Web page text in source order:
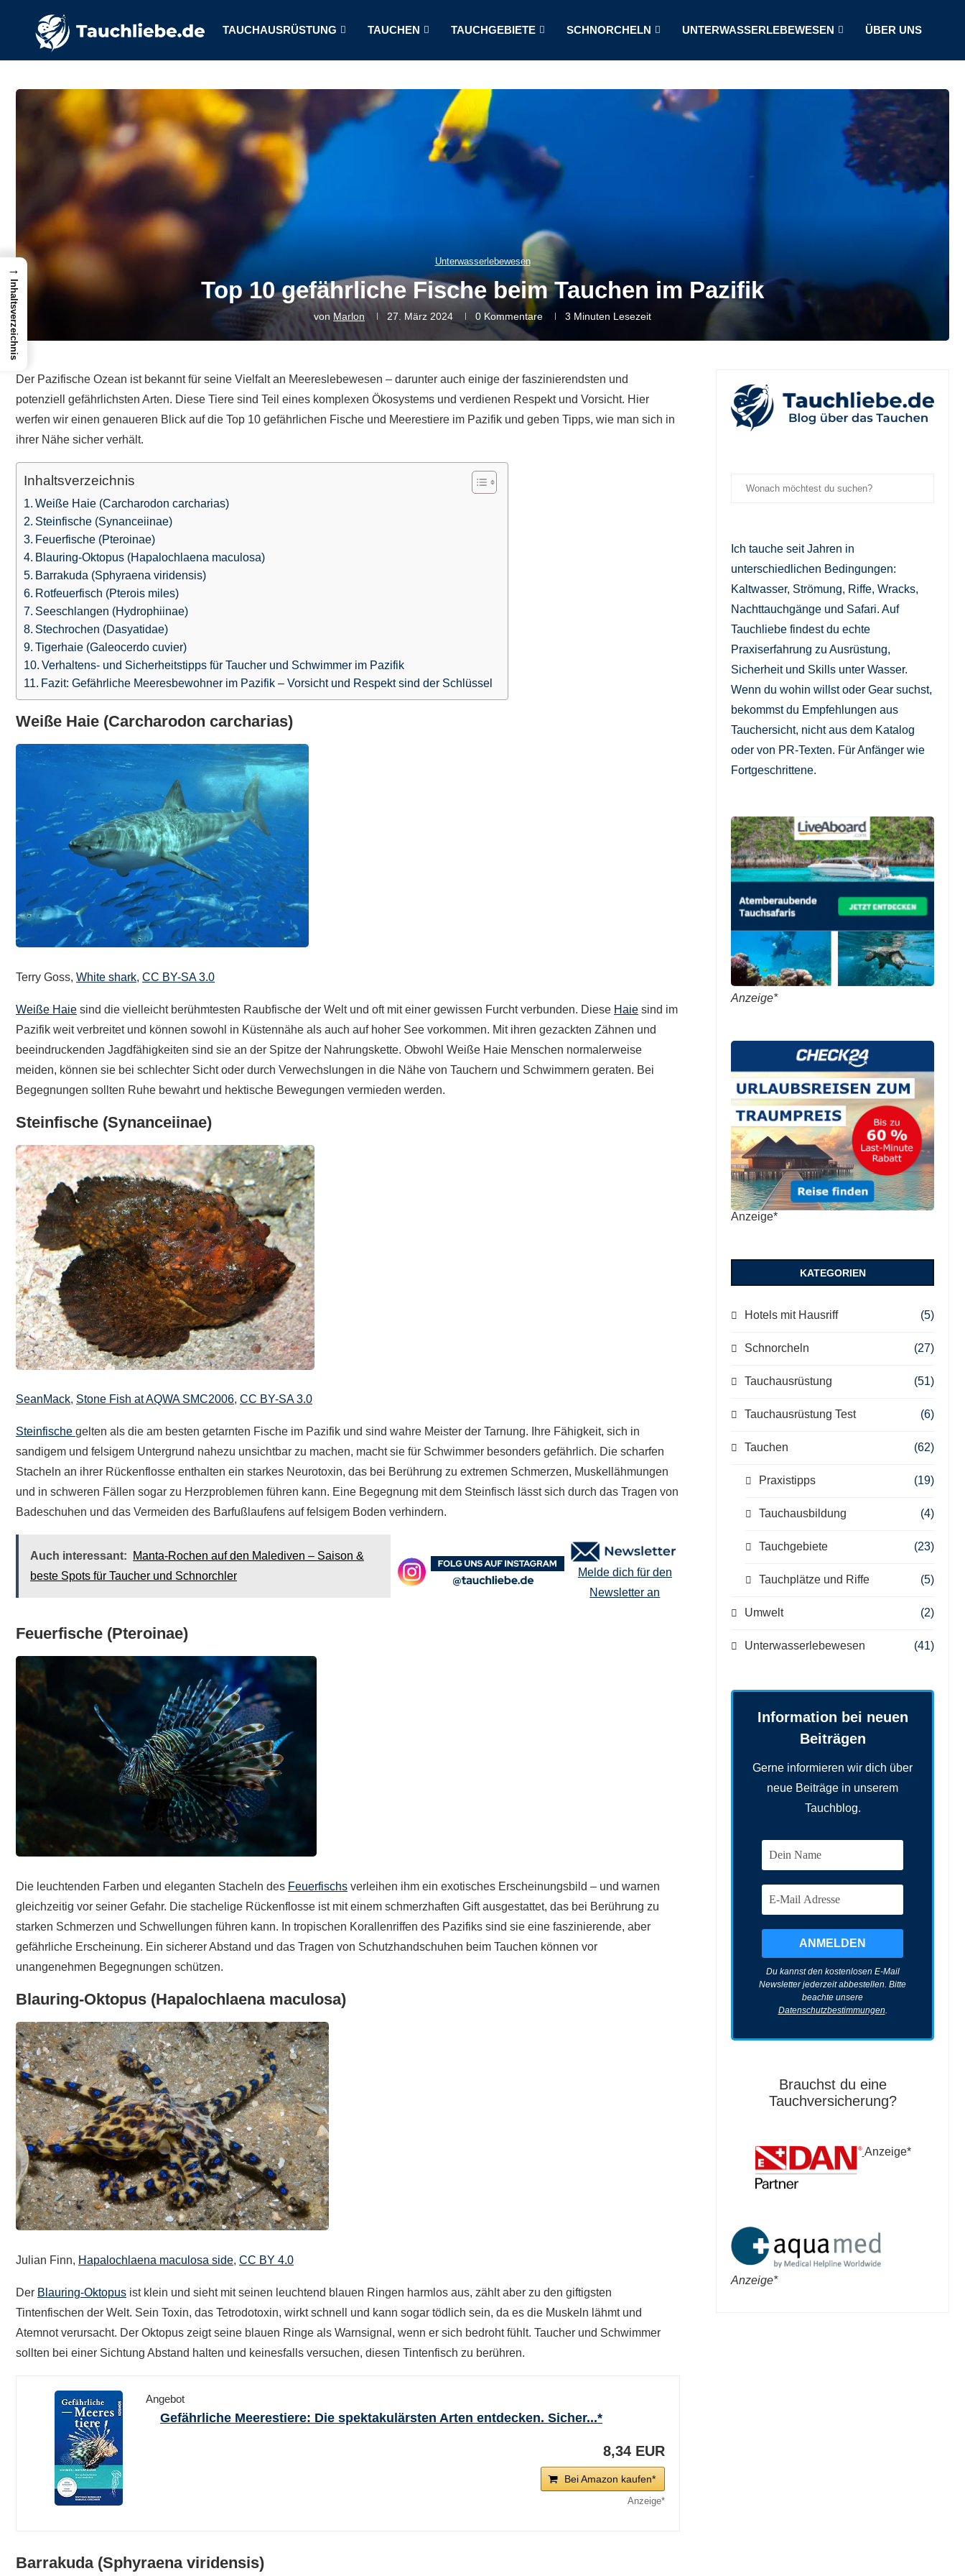
TAUCHAUSRÜSTUNG TAUCHEN TAUCHGEBIETE SCHNORCHELN UNTERWASSERLEBEWESEN ÜBER UNS
Unterwasserlebewesen
Top 10 gefährliche Fische beim Tauchen im Pazifik
vonMarlon 27. März 2024 0 Kommentare 3 Minuten Lesezeit
Der Pazifische Ozean ist bekannt für seine Vielfalt an Meereslebewesen – darunter auch einige der faszinierendsten und
potenziell gefährlichsten Arten. Diese Tiere sind Teil eines komplexen Ökosystems und verdienen Respekt und Vorsicht. Hier
werfen wir einen genaueren Blick auf die Top 10 gefährlichen Fische und Meerestiere im Pazifik und geben Tipps, wie man sich in
ihrer Nähe sicher verhält.
Inhaltsverzeichnis
Weiße Haie (Carcharodon carcharias)
Steinfische (Synanceiinae)
Feuerfische (Pteroinae)
Blauring-Oktopus (Hapalochlaena maculosa)
Barrakuda (Sphyraena viridensis)
Rotfeuerfisch (Pterois miles)
Seeschlangen (Hydrophiinae)
Stechrochen (Dasyatidae)
Tigerhaie (Galeocerdo cuvier)
Verhaltens- und Sicherheitstipps für Taucher und Schwimmer im Pazifik
Fazit: Gefährliche Meeresbewohner im Pazifik – Vorsicht und Respekt sind der Schlüssel
Weiße Haie (Carcharodon carcharias)
Terry Goss, White shark, CC BY-SA 3.0
Weiße Haie sind die vielleicht berühmtesten Raubfische der Welt und oft mit einer gewissen Furcht verbunden. Diese Haie sind im
Pazifik weit verbreitet und können sowohl in Küstennähe als auch auf hoher See vorkommen. Mit ihren gezackten Zähnen und
beeindruckenden Jagdfähigkeiten sind sie an der Spitze der Nahrungskette. Obwohl Weiße Haie Menschen normalerweise
meiden, können sie bei schlechter Sicht oder durch Verwechslungen in die Nähe von Tauchern und Schwimmern geraten. Bei
Begegnungen sollten Ruhe bewahrt und hektische Bewegungen vermieden werden.
Steinfische (Synanceiinae)
SeanMack, Stone Fish at AQWA SMC2006, CC BY-SA 3.0
Steinfische gelten als die am besten getarnten Fische im Pazifik und sind wahre Meister der Tarnung. Ihre Fähigkeit, sich in
sandigem und felsigem Untergrund nahezu unsichtbar zu machen, macht sie für Schwimmer besonders gefährlich. Die scharfen
Stacheln an ihrer Rückenflosse enthalten ein starkes Neurotoxin, das bei Berührung zu extremen Schmerzen, Muskellähmungen
und in schweren Fällen sogar zu Herzproblemen führen kann. Eine Begegnung mit dem Steinfisch lässt sich durch das Tragen von
Badeschuhen und das Vermeiden des Barfußlaufens auf felsigem Boden verhindern.
Auch interessant:
Manta-Rochen auf den Malediven – Saison &
beste Spots für Taucher und Schnorchler
Melde dich für den
Newsletter an
Feuerfische (Pteroinae)
Die leuchtenden Farben und eleganten Stacheln des Feuerfischs verleihen ihm ein exotisches Erscheinungsbild – und warnen
gleichzeitig vor seiner Gefahr. Die stachelige Rückenflosse ist mit einem schmerzhaften Gift ausgestattet, das bei Berührung zu
starken Schmerzen und Schwellungen führen kann. In tropischen Korallenriffen des Pazifiks sind sie eine faszinierende, aber
gefährliche Erscheinung. Ein sicherer Abstand und das Tragen von Schutzhandschuhen beim Tauchen können vor
unangenehmen Begegnungen schützen.
Blauring-Oktopus (Hapalochlaena maculosa)
Julian Finn, Hapalochlaena maculosa side, CC BY 4.0
Der Blauring-Oktopus ist klein und sieht mit seinen leuchtend blauen Ringen harmlos aus, zählt aber zu den giftigsten
Tintenfischen der Welt. Sein Toxin, das Tetrodotoxin, wirkt schnell und kann sogar tödlich sein, da es die Muskeln lähmt und
Atemnot verursacht. Der Oktopus zeigt seine blauen Ringe als Warnsignal, wenn er sich bedroht fühlt. Taucher und Schwimmer
sollten bei einer Sichtung Abstand halten und keinesfalls versuchen, diesen Tintenfisch zu berühren.
Angebot
Gefährliche Meerestiere: Die spektakulärsten Arten entdecken. Sicher...*
8,34 EUR
Bei Amazon kaufen*
Barrakuda (Sphyraena viridensis)
Ich tauche seit Jahren in
unterschiedlichen Bedingungen:
Kaltwasser, Strömung, Riffe, Wracks,
Nachttauchgänge und Safari. Auf
Tauchliebe findest du echte
Praxiserfahrung zu Ausrüstung,
Sicherheit und Skills unter Wasser.
Wenn du wohin willst oder Gear suchst,
bekommst du Empfehlungen aus
Tauchersicht, nicht aus dem Katalog
oder von PR-Texten. Für Anfänger wie
Fortgeschrittene.
Anzeige*
Anzeige*
KATEGORIEN
Hotels mit Hausriff (5)
Schnorcheln (27)
Tauchausrüstung (51)
Tauchausrüstung Test (6)
Tauchen (62)
Praxistipps (19)
Tauchausbildung (4)
Tauchgebiete (23)
Tauchplätze und Riffe (5)
Umwelt (2)
Unterwasserlebewesen (41)
Information bei neuen
Beiträgen
Gerne informieren wir dich über
neue Beiträge in unserem
Tauchblog.
Du kannst den kostenlosen E-Mail
Newsletter jederzeit abbestellen. Bitte
beachte unsere
Datenschutzbestimmungen.
Brauchst du eine
Tauchversicherung?
Anzeige*
Anzeige*
→
Inhaltsverzeichnis